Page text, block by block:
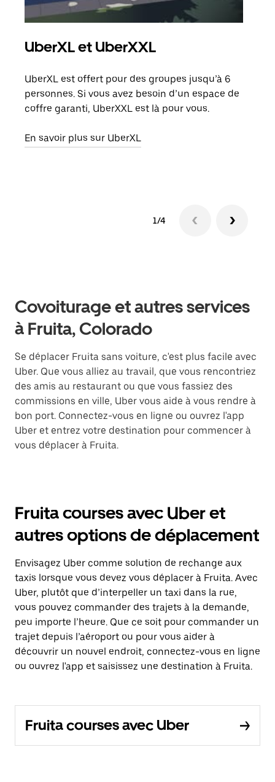
UberXL et UberXXL
UberXL est offert pour des groupes jusqu’à 6
personnes. Si vous avez besoin d’un espace de
coffre garanti, UberXXL est là pour vous.
En savoir plus sur UberXL
1/4
Covoiturage et autres services
à Fruita, Colorado
Se déplacer Fruita sans voiture, c'est plus facile avec
Uber. Que vous alliez au travail, que vous rencontriez
des amis au restaurant ou que vous fassiez des
commissions en ville, Uber vous aide à vous rendre à
bon port. Connectez-vous en ligne ou ouvrez l'app
Uber et entrez votre destination pour commencer à
vous déplacer à Fruita.
Fruita courses avec Uber et
autres options de déplacement
Envisagez Uber comme solution de rechange aux
taxis lorsque vous devez vous déplacer à Fruita. Avec
Uber, plutôt que d’interpeller un taxi dans la rue,
vous pouvez commander des trajets à la demande,
peu importe l’heure. Que ce soit pour commander un
trajet depuis l’aéroport ou pour vous aider à
découvrir un nouvel endroit, connectez-vous en ligne
ou ouvrez l'app et saisissez une destination à Fruita.
Fruita courses avec Uber